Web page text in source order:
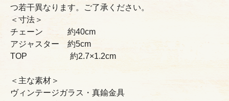
つ若干異なります。ご了承ください。
＜寸法＞
チェーン 約40cm
アジャスター 約5cm
TOP 約2.7×1.2cm
＜主な素材＞
ヴィンテージガラス・真鍮金具